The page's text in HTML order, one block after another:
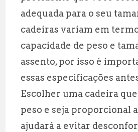
adequada para o seu
cadeiras variam em
capacidade de peso e
assento, por isso é
essas especificações
Escolher uma cadeira
peso e seja proporcional
ajudará a evitar